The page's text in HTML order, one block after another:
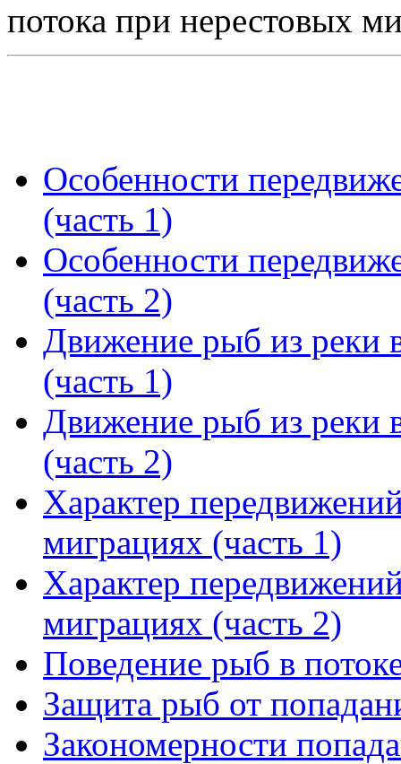
потока при нерестовых
Особенности
(часть 1)
Особенности
(часть 2)
Движение рыб из реки
(часть 1)
Движение рыб из реки
(часть 2)
Характер
миграциях (часть 1)
Характер
миграциях (часть 2)
Поведение рыб в
Защита рыб от
Закономерности